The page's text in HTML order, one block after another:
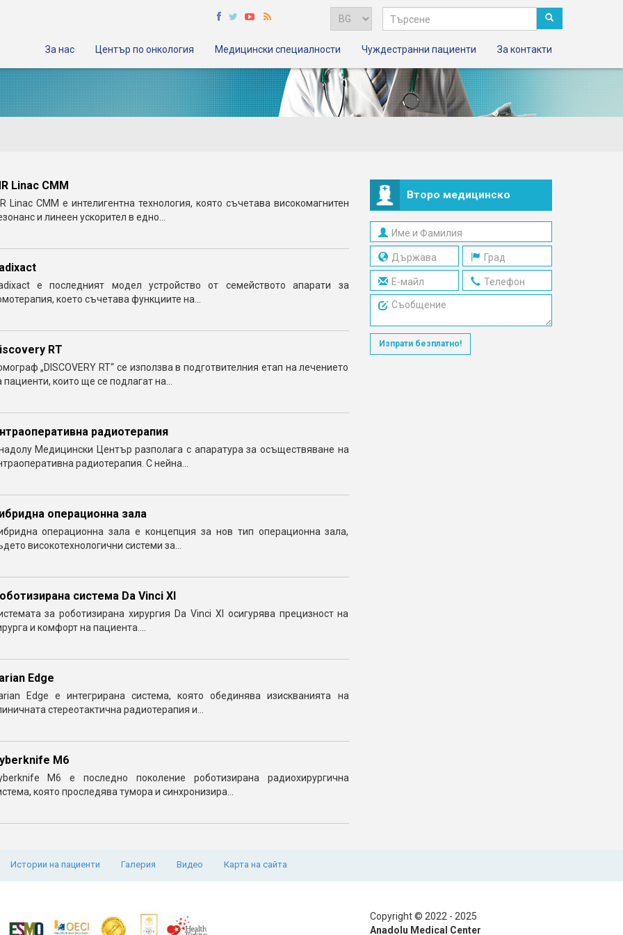
За нас Център по онкология Медицински специалности Чуждестранни пациенти За контакти
Linac CMM
Linac CMM е интелигентна технология, която съчетава високомагнитен
и линеен ускорител в едно...
е последният модел устройство от семейството апарати за
което съчетава функциите на...
RT
„DISCOVERY RT“ се използва в подготвителния етап на лечението
пациенти, които ще се подлагат на...
радиотерапия
Медицински Център разполага с апаратура за осъществяване на
радиотерапия. С нейна...
операционна зала
операционна зала е концепция за нов тип операционна зала,
високотехнологични системи за...
система Da Vinci XI
за роботизирана хирургия Da Vinci XI осигурява прецизност на
и комфорт на пациента....
Edge
Edge е интегрирана система, която обединява изискванията на
стереотактична радиотерапия и...
M6
M6 е последно поколение роботизирана радиохирургична
която проследява тумора и синхронизира...
Второ медицинско
мнение
Изпрати безплатно!
Истории на пациенти Галерия Видео Карта на сайта
Copyright © 2022 - 2025
Anadolu Medical Center